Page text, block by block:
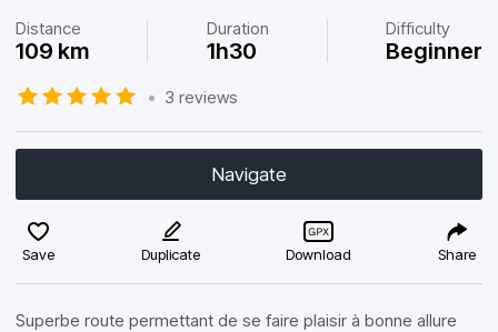
Distance
109 km
Duration
1h30
Difficulty
Beginner
• 3 reviews
Navigate
Save Duplicate Download Share
Superbe route permettant de se faire plaisir à bonne allure